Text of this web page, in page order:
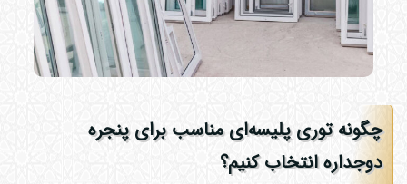
چگونه توری پلیسه‌ای مناسب برای پنجره
دوجداره انتخاب کنیم؟